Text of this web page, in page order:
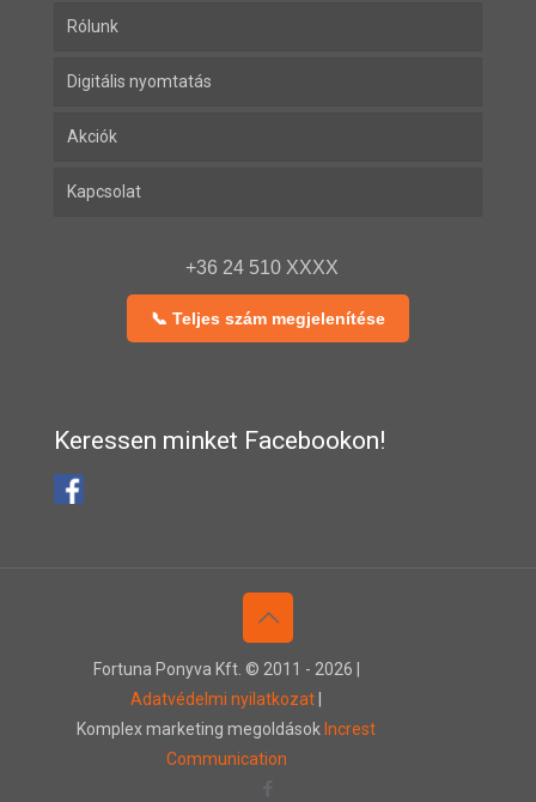
Rólunk
Digitális nyomtatás
Akciók
Kapcsolat
+36 24 510 XXXX
📞 Teljes szám megjelenítése
Keressen minket Facebookon!
Fortuna Ponyva Kft. © 2011 - 2026 |
Adatvédelmi nyilatkozat
Komplex marketing megoldások Increst
Communication